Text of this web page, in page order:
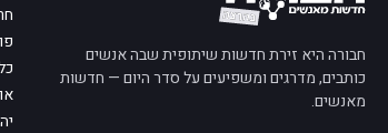
חבורה היא זירת חדשות שיתופית שבה אנשים
כותבים, מדרגים ומשפיעים על סדר היום — חדשות
מאנשים.